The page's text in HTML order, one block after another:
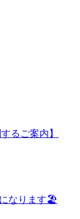
るご案内】
になります🏖